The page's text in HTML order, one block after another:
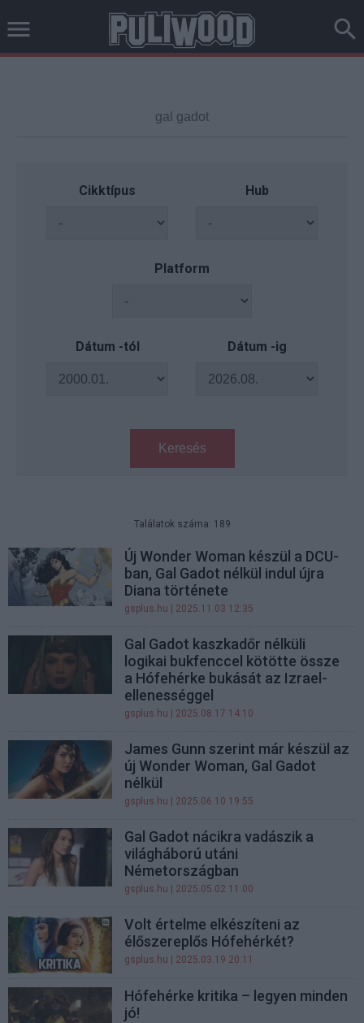
Cikktípus Hub
Platform
Dátum -tól Dátum -ig
Keresés
Találatok száma: 189
Új Wonder Woman készül a DCU-
ban, Gal Gadot nélkül indul újra
Diana története
gsplus.hu | 2025.11.03 12:35
Gal Gadot kaszkadőr nélküli
logikai bukfenccel kötötte össze
a Hófehérke bukását az Izrael-
ellenességgel
gsplus.hu | 2025.08.17 14:10
James Gunn szerint már készül az
új Wonder Woman, Gal Gadot
nélkül
gsplus.hu | 2025.06.10 19:55
Gal Gadot nácikra vadászik a
világháború utáni
Németországban
gsplus.hu | 2025.05.02 11:00
Volt értelme elkészíteni az
élőszereplős Hófehérkét?
gsplus.hu | 2025.03.19 20:11
Hófehérke kritika – legyen minden
jó!